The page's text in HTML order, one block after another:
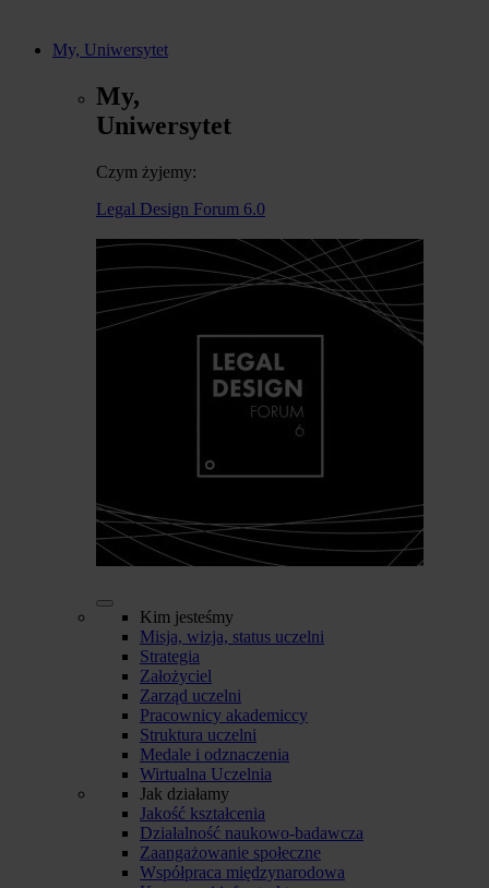
My, Uniwersytet
My,
Uniwersytet
Czym żyjemy:
Legal Design Forum 6.0
Kim jesteśmy
Misja, wizja, status uczelni
Strategia
Założyciel
Zarząd uczelni
Pracownicy akademiccy
Struktura uczelni
Medale i odznaczenia
Wirtualna Uczelnia
Jak działamy
Jakość kształcenia
Działalność naukowo-badawcza
Zaangażowanie społeczne
Współpraca międzynarodowa